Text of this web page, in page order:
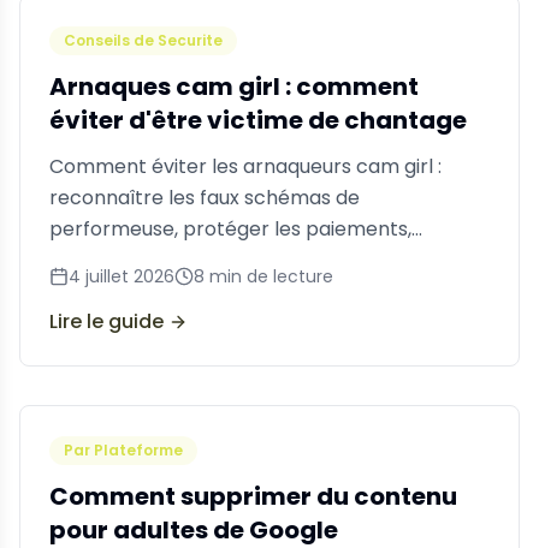
Conseils de Securite
Arnaques cam girl : comment
éviter d'être victime de chantage
Comment éviter les arnaqueurs cam girl :
reconnaître les faux schémas de
performeuse, protéger les paiements,
identifier les configurations de sextorsion et
répondre en cas de ciblage.
4 juillet 2026 8 min de lecture
Lire le guide
Par Plateforme
Comment supprimer du contenu
pour adultes de Google